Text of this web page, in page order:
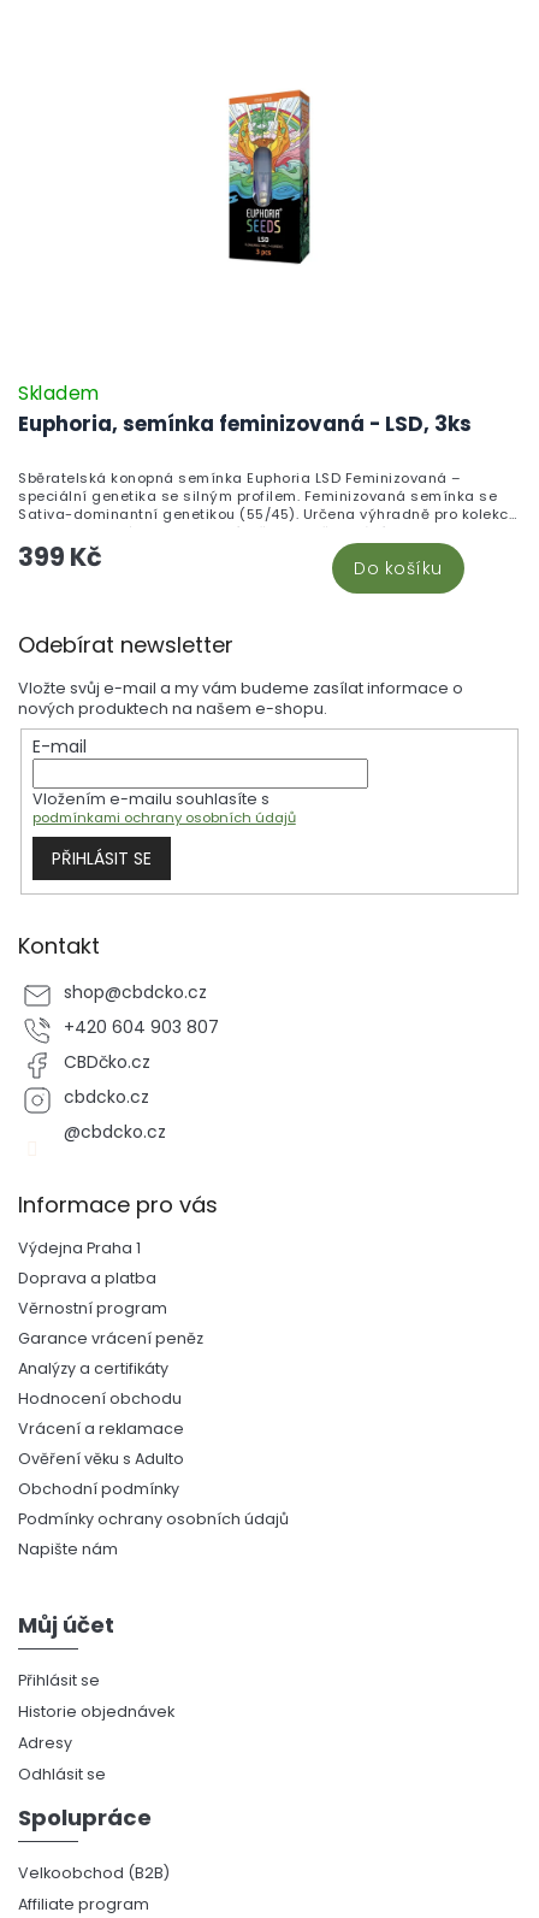
Euphoria, semínka feminizovaná - LSD, 3ks
Skladem
399 Kč Do košíku
Sběratelská konopná semínka Euphoria LSD Feminizovaná –
speciální genetika se silným profilem. Feminizovaná semínka se
Sativa-dominantní genetikou (55/45). Určena výhradně pro kolekce
a genealogické studium. Není určena k pěstování.
Odebírat newsletter
Vložte svůj e-mail a my vám budeme zasílat informace o
nových produktech na našem e-shopu.
E-mail
Vložením e-mailu souhlasíte s
podmínkami ochrany osobních údajů
PŘIHLÁSIT SE
Kontakt
shop@cbdcko.cz
+420 604 903 807
CBDčko.cz
cbdcko.cz
@cbdcko.cz
Informace pro vás
Výdejna Praha 1
Doprava a platba
Věrnostní program
Garance vrácení peněz
Analýzy a certifikáty
Hodnocení obchodu
Vrácení a reklamace
Ověření věku s Adulto
Obchodní podmínky
Podmínky ochrany osobních údajů
Napište nám
Můj účet
Přihlásit se
Historie objednávek
Adresy
Odhlásit se
Spolupráce
Velkoobchod (B2B)
Affiliate program